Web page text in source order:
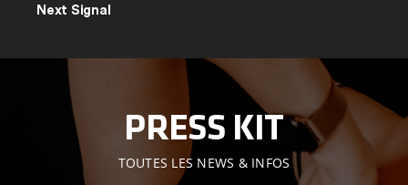
Next Signal
PRESS KIT
TOUTES LES NEWS & INFOS